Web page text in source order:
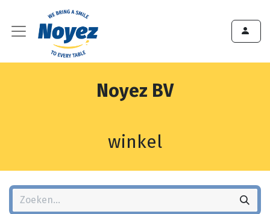
Noyez BV
winkel